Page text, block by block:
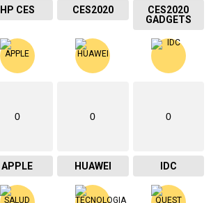
HP CES CES2020
CES2020
GADGETS
0
APPLE
0
HUAWEI
0
IDC